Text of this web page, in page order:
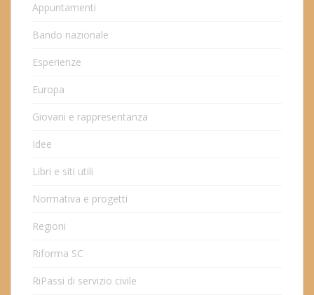
Appuntamenti
Bando nazionale
Esperienze
Europa
Giovani e rappresentanza
Idee
Libri e siti utili
Normativa e progetti
Regioni
Riforma SC
RiPassi di servizio civile